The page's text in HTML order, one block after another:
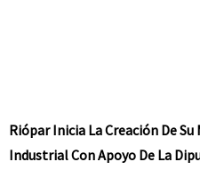
Riópar Inicia La Creación De
Industrial Con Apoyo De La